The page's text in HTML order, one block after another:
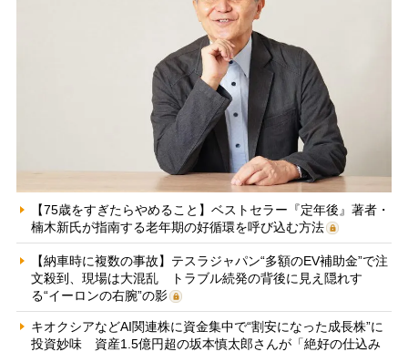
【75歳をすぎたらやめること】ベストセラー『定年後』著者・
楠木新氏が指南する老年期の好循環を呼び込む方法
【納車時に複数の事故】テスラジャパン“多額のEV補助金”で注
文殺到、現場は大混乱 トラブル続発の背後に見え隠れす
る“イーロンの右腕”の影
キオクシアなどAI関連株に資金集中で“割安になった成長株”に
投資妙味 資産1.5億円超の坂本慎太郎さんが「絶好の仕込み